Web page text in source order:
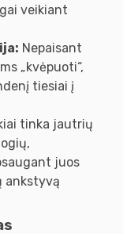
veikiant
Nepaisant
„kvėpuoti“,
tiesiai į
tinka jautrių
juos
ankstyvą